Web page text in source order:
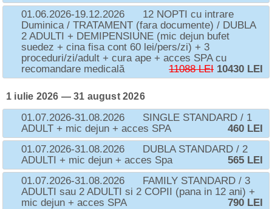
01.06.2026-19.12.2026
12 NOPTI cu intrare
Duminica / TRATAMENT (fara documente) / DUBLA
2 ADULTI + DEMIPENSIUNE (mic dejun bufet
suedez + cina fisa cont 60 lei/pers/zi) + 3
proceduri/zi/adult + cura ape + acces SPA cu
recomandare medicală
11088 LEI 10430 LEI
1 iulie 2026 — 31 august 2026
01.07.2026-31.08.2026
SINGLE STANDARD / 1
ADULT + mic dejun + acces SPA
460 LEI
01.07.2026-31.08.2026
DUBLA STANDARD / 2
ADULTI + mic dejun + acces Spa
565 LEI
01.07.2026-31.08.2026
FAMILY STANDARD / 3
ADULTI sau 2 ADULTI si 2 COPII (pana in 12 ani) +
mic dejun + acces SPA
790 LEI